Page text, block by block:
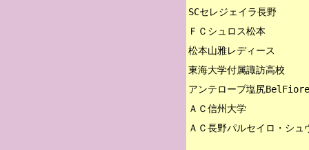
SCセレジェイラ長野
ＦＣシュロス松本
松本山雅レディース
東海大学付属諏訪高校
アンテロープ塩尻BelFiore
ＡＣ信州大学